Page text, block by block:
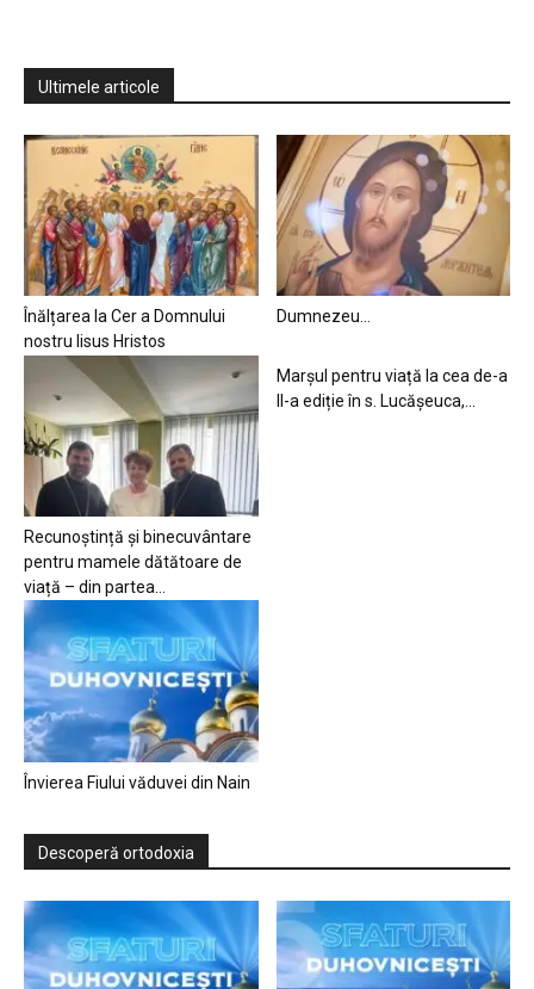
Ultimele articole
Înălțarea la Cer a Domnului
nostru Iisus Hristos
Dumnezeu…
Recunoștință și binecuvântare
pentru mamele dătătoare de
viață – din partea...
Marșul pentru viață la cea de-a
II-a ediție în s. Lucășeuca,...
Învierea Fiului văduvei din Nain
Descoperă ortodoxia